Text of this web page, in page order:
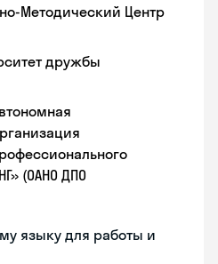
Методический Центр
дружбы
(ОАНО ДПО
языку для работы и